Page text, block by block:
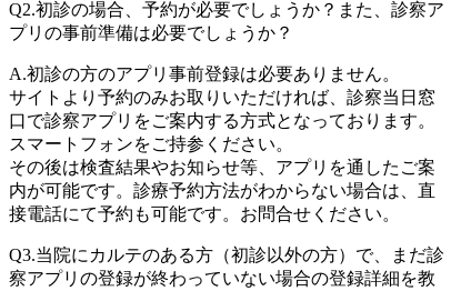
Q2.初診の場合、予約が必要でしょうか？また、診察ア
プリの事前準備は必要でしょうか？
A.初診の方のアプリ事前登録は必要ありません。
サイトより予約のみお取りいただければ、診察当日窓
口で診察アプリをご案内する方式となっております。
スマートフォンをご持参ください。
その後は検査結果やお知らせ等、アプリを通したご案
内が可能です。診療予約方法がわからない場合は、直
接電話にて予約も可能です。お問合せください。
Q3.当院にカルテのある方（初診以外の方）で、まだ診
察アプリの登録が終わっていない場合の登録詳細を教